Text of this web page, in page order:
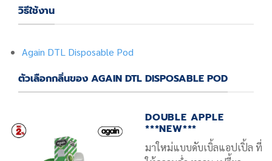
วิธีใช้งาน
Again DTL Disposable Pod
ตัวเลือกกลิ่นของ AGAIN DTL DISPOSABLE POD
DOUBLE APPLE
***NEW***
มาใหม่แบบดับเบิ้ลแอปเปิ้ล ที่